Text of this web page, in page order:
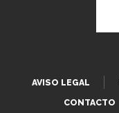
AVISO LEGAL
CONTACTO